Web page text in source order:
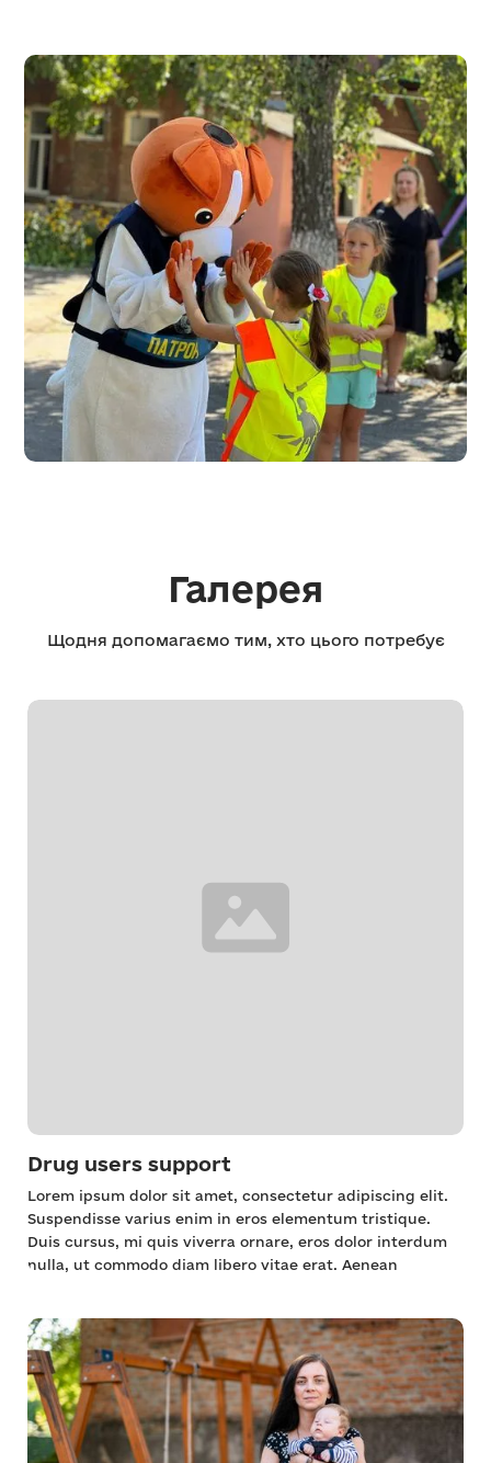
Галерея
Щодня допомагаємо тим, хто цього потребує
Drug users support
Lorem ipsum dolor sit amet, consectetur adipiscing elit.
Suspendisse varius enim in eros elementum tristique.
Duis cursus, mi quis viverra ornare, eros dolor interdum
nulla, ut commodo diam libero vitae erat. Aenean